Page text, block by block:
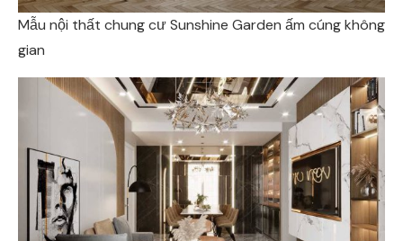
Mẫu nội thất chung cư Sunshine Garden ấm cúng không
gian